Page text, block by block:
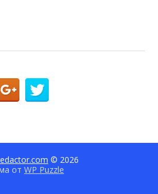
© 2026
от WP Puzzle